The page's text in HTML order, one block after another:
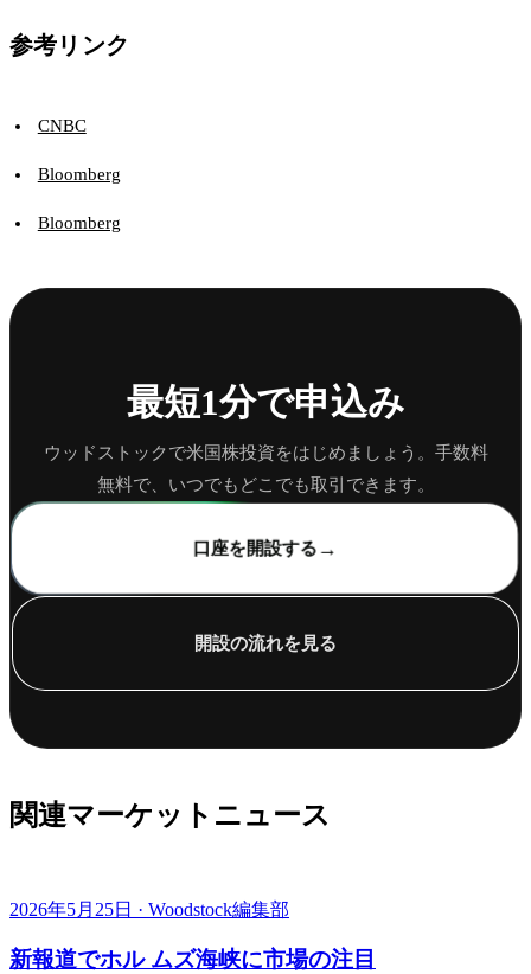
参考リンク
CNBC
Bloomberg
Bloomberg
最短1分で申込み
ウッドストックで米国株投資をはじめましょう。手数料
無料で、いつでもどこでも取引できます。
口座を開設する→
開設の流れを見る
関連マーケットニュース
2026年5月25日 · Woodstock編集部
新報道でホル ムズ海峡に市場の注目